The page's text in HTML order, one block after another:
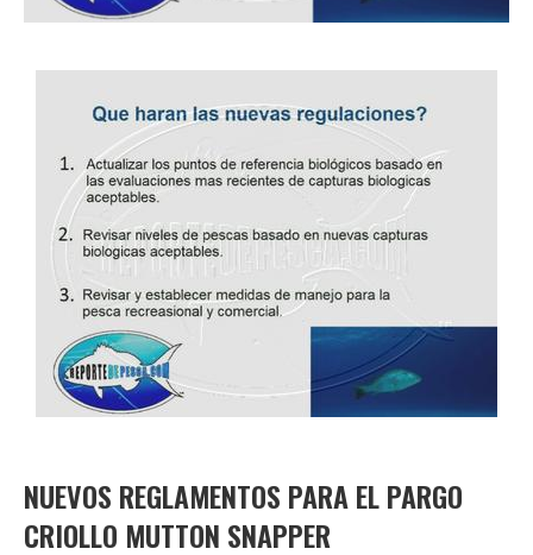
NUEVOS REGLAMENTOS PARA EL PARGO
CRIOLLO MUTTON SNAPPER